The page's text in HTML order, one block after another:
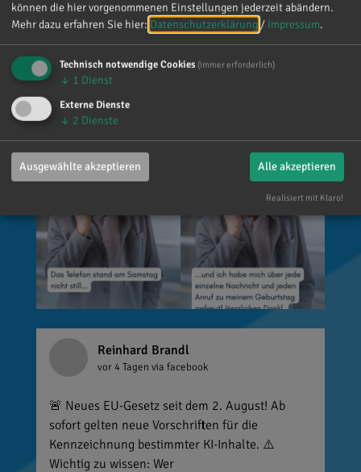
Mein meistgenutztes Wort am Samstag war:
„Danke!“ 😊 Vielen Dank für die zahlreichen
Glückwünsche, Nachrichten, Anrufe und die
vielen lieben Worte. Ich habe mich wirklich
über jede einzelne Aufmerksamkeit gefreut. Es
ist alles andere als selbstverständlich, dass sich
so viele Menschen die Zeit nehmen, an einen zu
denken. Umso mehr weiß ich das zu schätzen.
Reinhard Brandl
vor 4 Tagen via facebook
🚨 Neues EU-Gesetz seit dem 2. August! Ab
sofort gelten neue Vorschriften für die
Kennzeichnung bestimmter KI-Inhalte. ⚠️
Wichtig zu wissen: Wer
können die hier vorgenommenen Einstellungen jederzeit abändern.
Mehr dazu erfahren Sie hier: Datenschutzerklärung / Impressum.
Technisch notwendige Cookies (immer erforderlich)
↓ 1 Dienst
Externe Dienste
↓ 2 Dienste
Ausgewählte akzeptieren Alle akzeptieren
Realisiert mit Klaro!